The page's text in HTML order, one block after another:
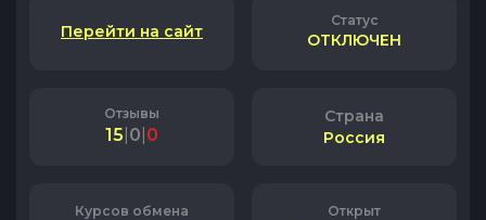
Перейти на сайт
Статус
ОТКЛЮЧЕН
Отзывы
15 0 0
Страна
Россия
Курсов обмена Открыт